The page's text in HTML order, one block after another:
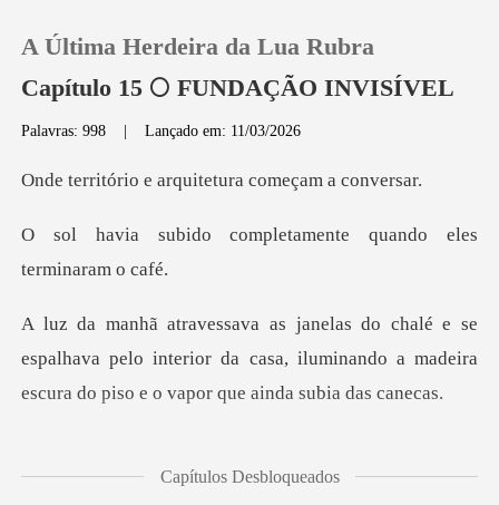
Loja
Sair
A Última Herdeira da Lua Rubra
Capítulo 15 🌕 FUNDAÇÃO INVISÍVEL
Palavras: 998 |Lançado em: 11/03/2026
e arquitetura co
mpletamente quando el
spalhava pelo interior da casa, iluminando a madeira
Capítulos Desbloqueados